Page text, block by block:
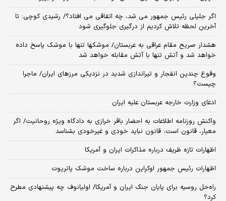
اگر جلیلی رئیس جمهور می شد، چه اتفاقی می افتاد؟/ رشیدی کوچی: تا
آخرین لحظه تلاش کردیم از درگیری جلوگیری شود
هشدار صریح مقام عراقی به عربستان/ موشکها تنها با موشک پاسخ داده
خواهد شد و آتش تنها با آتش مقابله خواهد شد
وقوع چندین انفجار و تیراندازی شدید در نزدیکی مرز‌های ایران/ ماجرا
چیست؟
ادعای وزارت خارجه عربستان علیه ایران
واکنش روزنامه اطلاعات به احضار باقر خرازی به دادگاه ویژه روحانیت/ اگر
معیار، قانون است، قانون نباید خودی و غیرخودی بشناسد
اظهارات تازه ظریف درباره مذاکرات ایران و آمریکا
اظهارات رئیس جمهور اوکراین درباره ساخت موشک پاتریوت
راه‌حل روسیه برای پایان جنگ ایران و آمریکا/ اولیانوف چه پیشنهادی مطرح
کرد؟